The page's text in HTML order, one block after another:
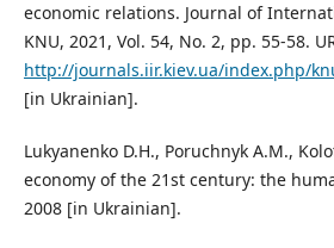
economic relations. Journal of
KNU, 2021, Vol. 54, No. 2, pp. 55-58.
http://journals.iir.kiev.ua/index.php/
[in Ukrainian].
Lukyanenko D.H., Poruchnyk A.M.,
economy of the 21st century: the
2008 [in Ukrainian].